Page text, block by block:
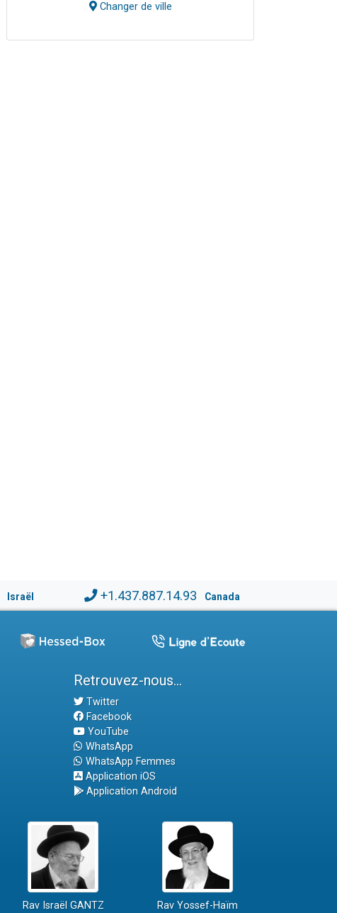
Changer de ville
Israël +1.437.887.14.93 Canada
Retrouvez-nous...
Twitter
Facebook
YouTube
WhatsApp
WhatsApp Femmes
Application iOS
Application Android
Rav Israël GANTZ Rav Yossef-Haïm